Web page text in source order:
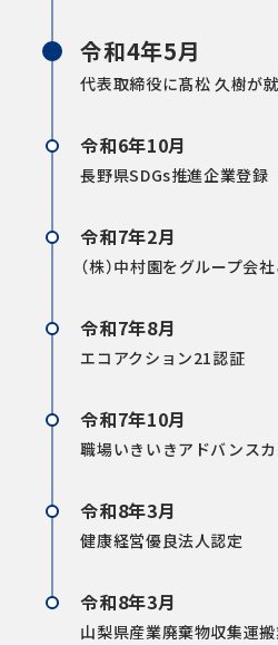
令和4年5月
代表取締役に髙松 久樹が
令和6年10月
長野県SDGs推進企業登録
令和7年2月
（株）中村園をグループ会
令和7年8月
エコアクション21認証
令和7年10月
職場いきいきアドバンス
令和8年3月
健康経営優良法人認定
令和8年3月
山梨県産業廃棄物収集運